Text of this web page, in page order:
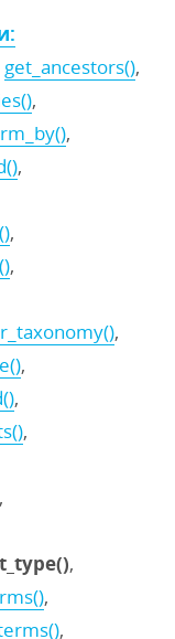
get_ancestors(),
,
,
,
,
,
,
,
,
,
,
,
,
,